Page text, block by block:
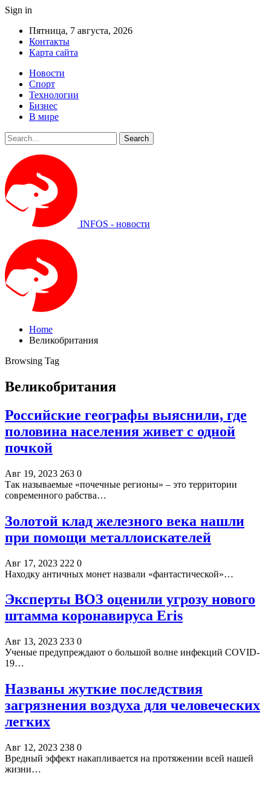
Sign in
Пятница, 7 августа, 2026
Контакты
Карта сайта
Новости
Спорт
Технологии
Бизнес
В мире
INFOS - новости
Home
Великобритания
Browsing Tag
Великобритания
Российские географы выяснили, где
половина населения живет с одной
почкой
Авг 19, 2023 263 0
Так называемые «почечные регионы» – это территории
современного рабства…
Золотой клад железного века нашли
при помощи металлоискателей
Авг 17, 2023 222 0
Находку античных монет назвали «фантастической»…
Эксперты ВОЗ оценили угрозу нового
штамма коронавируса Eris
Авг 13, 2023 233 0
Ученые предупреждают о большой волне инфекций COVID-
19…
Названы жуткие последствия
загрязнения воздуха для человеческих
легких
Авг 12, 2023 238 0
Вредный эффект накапливается на протяжении всей нашей
жизни…